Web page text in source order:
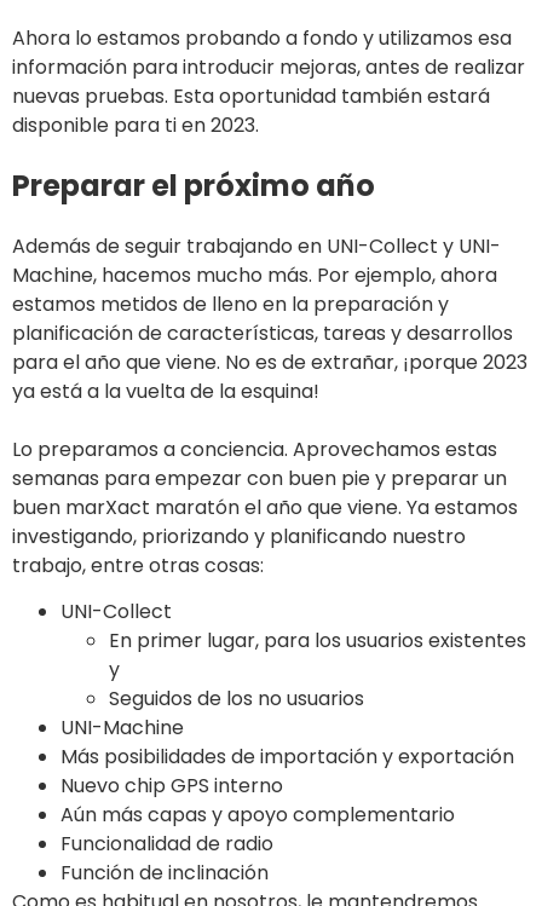
Ahora lo estamos probando a fondo y utilizamos esa
información para introducir mejoras, antes de realizar
nuevas pruebas. Esta oportunidad también estará
disponible para ti en 2023.
Preparar el próximo año
Además de seguir trabajando en UNI-Collect y UNI-
Machine, hacemos mucho más. Por ejemplo, ahora
estamos metidos de lleno en la preparación y
planificación de características, tareas y desarrollos
para el año que viene. No es de extrañar, ¡porque 2023
ya está a la vuelta de la esquina!
Lo preparamos a conciencia. Aprovechamos estas
semanas para empezar con buen pie y preparar un
buen marXact maratón el año que viene. Ya estamos
investigando, priorizando y planificando nuestro
trabajo, entre otras cosas:
UNI-Collect
En primer lugar, para los usuarios existentes
y
Seguidos de los no usuarios
UNI-Machine
Más posibilidades de importación y exportación
Nuevo chip GPS interno
Aún más capas y apoyo complementario
Funcionalidad de radio
Función de inclinación